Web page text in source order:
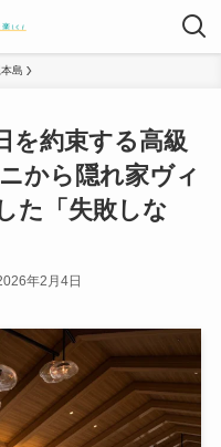
島
を約束する高級
から隠れ家ヴィ
た「失敗しな
年2月4日